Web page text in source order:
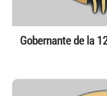
Gobernante de la